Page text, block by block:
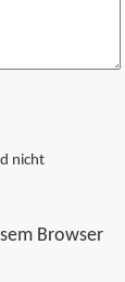
nicht
Browser